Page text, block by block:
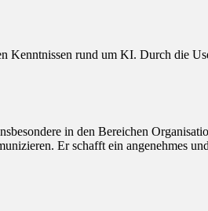
Kenntnissen rund um KI. Durch die
in den Bereichen
Er schafft ein angenehmes